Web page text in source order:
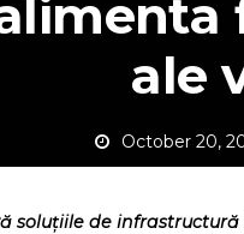
ale
October 20,
soluțiile de